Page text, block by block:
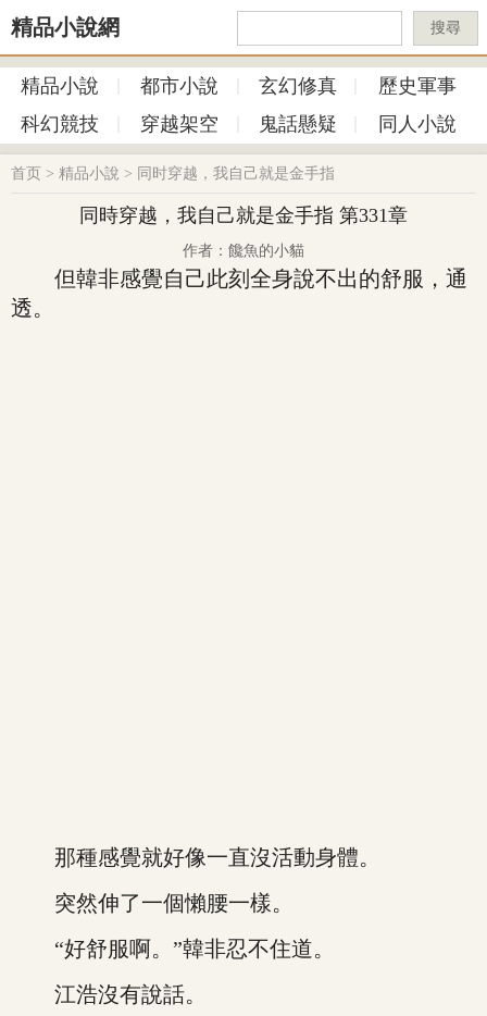
精品小說網 搜尋
精品小說 都市小說 玄幻修真
歷史軍事
科幻競技
穿越架空 鬼話懸疑 同人小說
首页 > 精品小說 > 同时穿越，我自己就是金手指
同時穿越，我自己就是金手指 第331章
作者：饞魚的小貓
但韓非感覺自己此刻全身說不出的舒服，通
透。
那種感覺就好像一直沒活動身體。
突然伸了一個懶腰一樣。
“好舒服啊。”韓非忍不住道。
江浩沒有說話。